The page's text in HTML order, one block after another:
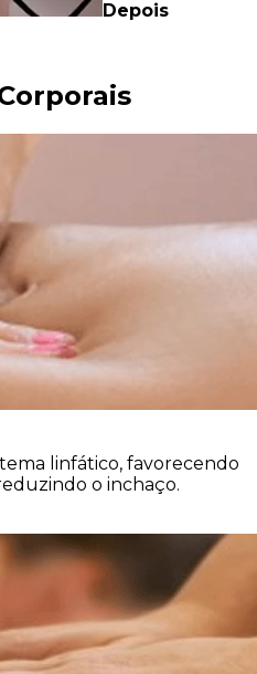
Depois
linfático, favorecendo
o inchaço.